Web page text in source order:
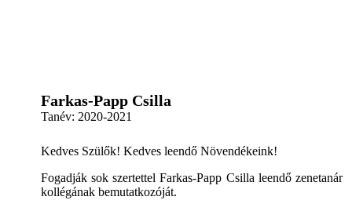
Farkas-Papp Csilla
Tanév: 2020-2021
Kedves Szülők! Kedves leendő Növendékeink!
Fogadják sok szertettel Farkas-Papp Csilla leendő zenetanár
kollégának bemutatkozóját.